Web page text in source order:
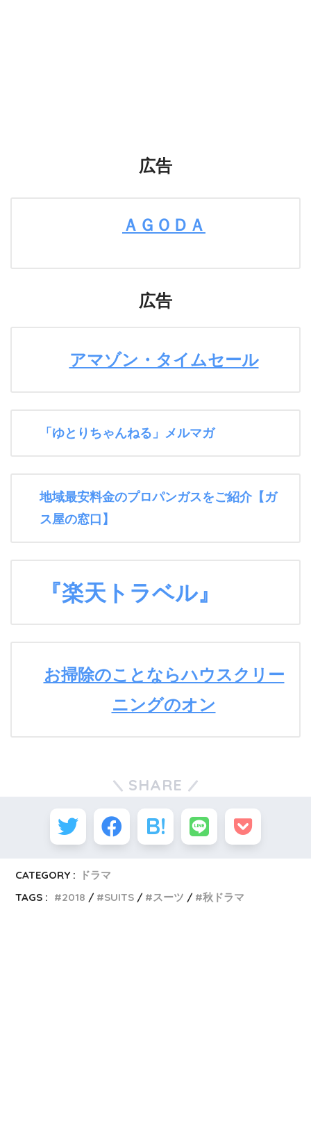
広告
ＡＧＯＤＡ
広告
アマゾン・タイムセール
「ゆとりちゃんねる」メルマガ
地域最安料金のプロパンガスをご紹介【ガ
ス屋の窓口】
『楽天トラベル』
お掃除のことならハウスクリー
ニングのオン
SHARE
CATEGORY :
ドラマ
TAGS :
2018 SUITS スーツ 秋ドラマ